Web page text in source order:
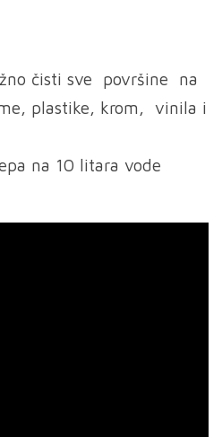
čisti sve površine na
plastike, krom, vinila i
na 10 litara vode